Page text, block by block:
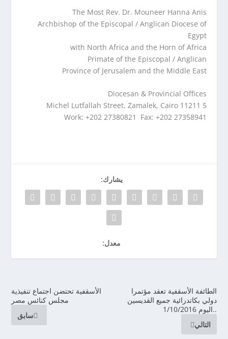
The Most Rev. Dr. Mouneer Hanna Anis
Archbishop of the Episcopal / Anglican Diocese of
Egypt
with North Africa and the Horn of Africa
Primate of the Episcopal / Anglican
Province of Jerusalem and the Middle East
Diocesan & Provincial Offices
5 Michel Lutfallah Street, Zamalek, Cairo 11211
Work: +202 27380821 Fax: +202 27358941
يشارك:
معدل:
الأسقفية تحتضن اجتماع تنفيذية
مجلس كنائس مصر
سابق
الطائفة الأسقفية تعقد مؤتمرا
دولي بكاتدرائية جميع القديسين
..اليوم 1/10/2016
التالي